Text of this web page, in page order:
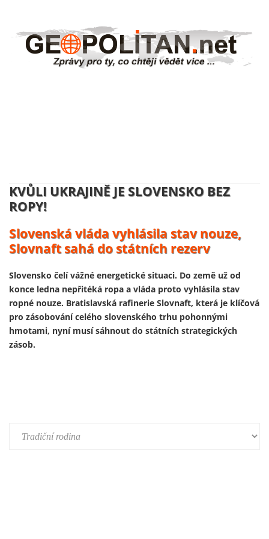
NĚMECKO ZAHAJUJE VÝROBU
UKRAJINSKÝCH DRONŮ:
Volodymyr Zelenskyj se usmívá, účty
platí daňový poplatníci
Ukrajinský prezident Volodymyr Zelenskyj 13. února
představil první útočný dron vyrobený v Německu v rámci
nově založeného německo-ukrajinského společného
podniku. Výroba je součástí širší expanze ukrajinského
zbrojního průmyslu do Evropy a je financována především z
prostředků německého obranného rozpočtu a evropských